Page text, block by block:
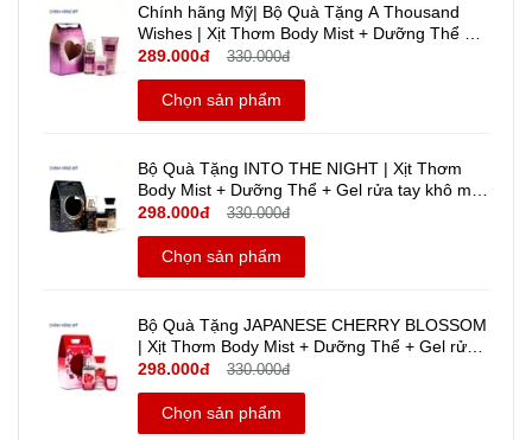
Chính hãng Mỹ| Bộ Quà Tặng A Thousand
Wishes | Xịt Thơm Body Mist + Dưỡng Thể +
Gel rửa tay khô mini Travel size - Bath And
Body Works
289.000đ 330.000đ
Chọn sản phẩm
Bộ Quà Tặng INTO THE NIGHT | Xịt Thơm
Body Mist + Dưỡng Thể + Gel rửa tay khô mini
Travel size - Bath And Body Works | Chính
hãng Mỹ
298.000đ 330.000đ
Chọn sản phẩm
Bộ Quà Tặng JAPANESE CHERRY BLOSSOM
| Xịt Thơm Body Mist + Dưỡng Thể + Gel rửa
tay khô mini travel size - Bath And Body Works
| Chính hãng Mỹ
298.000đ 330.000đ
Chọn sản phẩm